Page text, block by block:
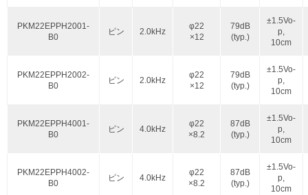
PKM22EPPH2001-
B0
ピン 2.0kHz
φ22
×12
79dB
(typ.)
±1.5Vo-
p,
10cm
PKM22EPPH2002-
B0
ピン 2.0kHz
φ22
×12
79dB
(typ.)
±1.5Vo-
p,
10cm
PKM22EPPH4001-
B0
ピン 4.0kHz
φ22
×8.2
87dB
(typ.)
±1.5Vo-
p,
10cm
PKM22EPPH4002-
B0
ピン 4.0kHz
φ22
×8.2
87dB
(typ.)
±1.5Vo-
p,
10cm